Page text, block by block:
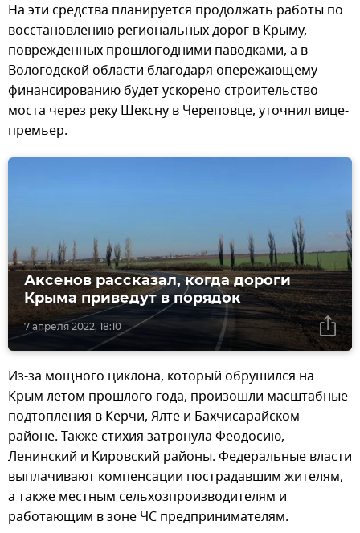
На эти средства планируется продолжать работы по
восстановлению региональных дорог в Крыму,
поврежденных прошлогодними паводками, а в
Вологодской области благодаря опережающему
финансированию будет ускорено строительство
моста через реку Шексну в Череповце, уточнил вице-
премьер.
7 апреля 2022, 18:10
Аксенов рассказал, когда дороги
Крыма приведут в порядок
Из-за мощного циклона, который обрушился на
Крым летом прошлого года, произошли масштабные
подтопления в Керчи, Ялте и Бахчисарайском
районе. Также стихия затронула Феодосию,
Ленинский и Кировский районы. Федеральные власти
выплачивают компенсации пострадавшим жителям,
а также местным сельхозпроизводителям и
работающим в зоне ЧС предпринимателям.